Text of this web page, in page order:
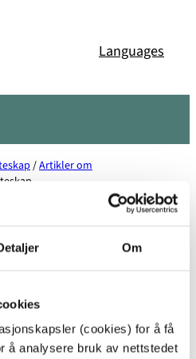
Om
(cookies) for å få
å analysere bruk av nettstedet
Languages
/Artikler om